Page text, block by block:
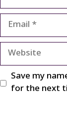
Email
Website
Save my
for the next